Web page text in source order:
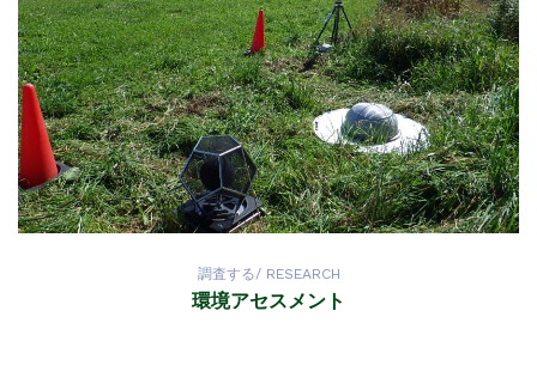
調査する/ RESEARCH
環境アセスメント